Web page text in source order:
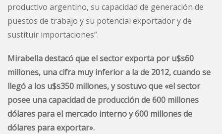
productivo argentino, su capacidad de generación de
puestos de trabajo y su potencial exportador y de
sustituir importaciones”.
Mirabella destacó que el sector exporta por u$s60
millones, una cifra muy inferior a la de 2012, cuando se
llegó a los u$s350 millones, y sostuvo que «el sector
posee una capacidad de producción de 600 millones
dólares para el mercado interno y 600 millones de
dólares para exportar».